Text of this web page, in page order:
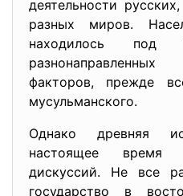
деятельности
разных миров.
находилось под
факторов, прежде
мусульманского.
Однако древняя
настоящее время
дискуссий. Не все
государство в